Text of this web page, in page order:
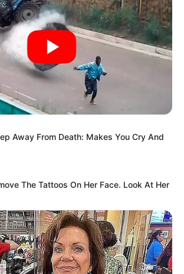
Away From Death: Makes You Cry And
The Tattoos On Her Face. Look At Her